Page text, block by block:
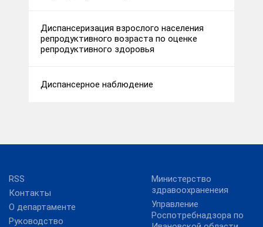
Диспансеризация взрослого населения
репродуктивного возраста по оценке
репродуктивного здоровья
Диспансерное наблюдение
RSS
Контакты
О департаменте
Руководство
Министерство
здравоохраненеия
Управление
Роспотребнадзора по